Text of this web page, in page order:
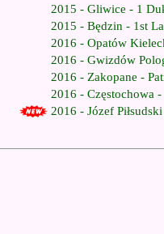
2015 - Gliwice - 1
2015 - Będzin - 1st
2016 - Opatów
2016 - Gwizdów
2016 - Zakopane -
2016 - Częstochowa
2016 - Józef